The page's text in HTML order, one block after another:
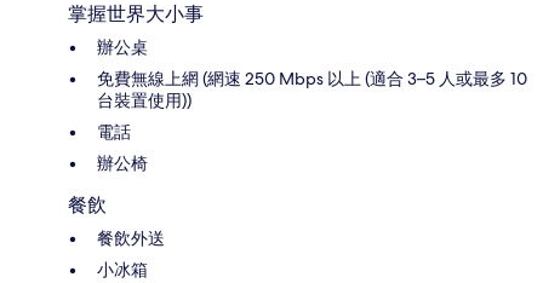
掌握世界大小事
辦公桌
免費無線上網 (網速 250 Mbps 以上 (適合 3–5 人或最多 10
台裝置使用))
電話
辦公椅
餐飲
餐飲外送
小冰箱